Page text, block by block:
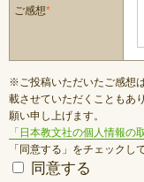
ご感想*
※ご投稿いただいたご感想
載させていただくこともあ
願い申し上げます。
「日本教文社の個人情報の
「同意する」をチェックし
同意する